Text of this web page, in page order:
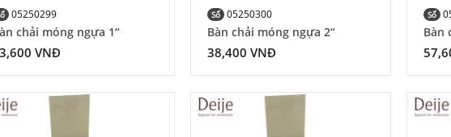
05250299
chải móng ngựa 1“
VNĐ
Số 05250300
Bàn chải móng ngựa 2“
38,400 VNĐ
Số
Bàn